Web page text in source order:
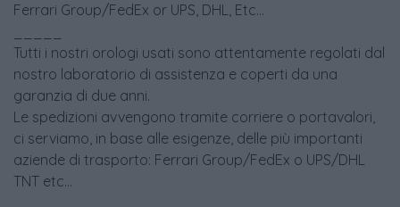
Ferrari Group/FedEx or UPS, DHL, Etc...
Tutti i nostri orologi usati sono attentamente regolati dal
nostro laboratorio di assistenza e coperti da una
garanzia di due anni.
Le spedizioni avvengono tramite corriere o portavalori,
ci serviamo, in base alle esigenze, delle più importanti
aziende di trasporto: Ferrari Group/FedEx o UPS/DHL
TNT etc...